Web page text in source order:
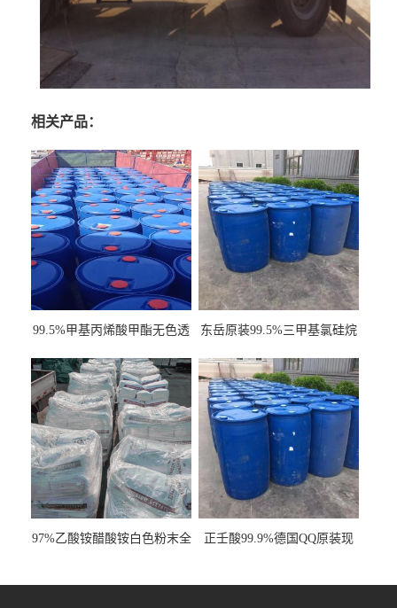
相关产品：
99.5%甲基丙烯酸甲酯无色透
东岳原装99.5%三甲基氯硅烷
97%乙酸铵醋酸铵白色粉末全
正壬酸99.9%德国QQ原装现